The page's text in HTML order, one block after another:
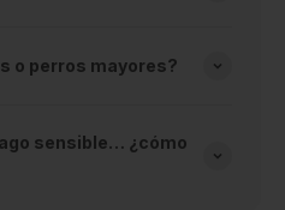
o perros mayores?
sensible… ¿cómo